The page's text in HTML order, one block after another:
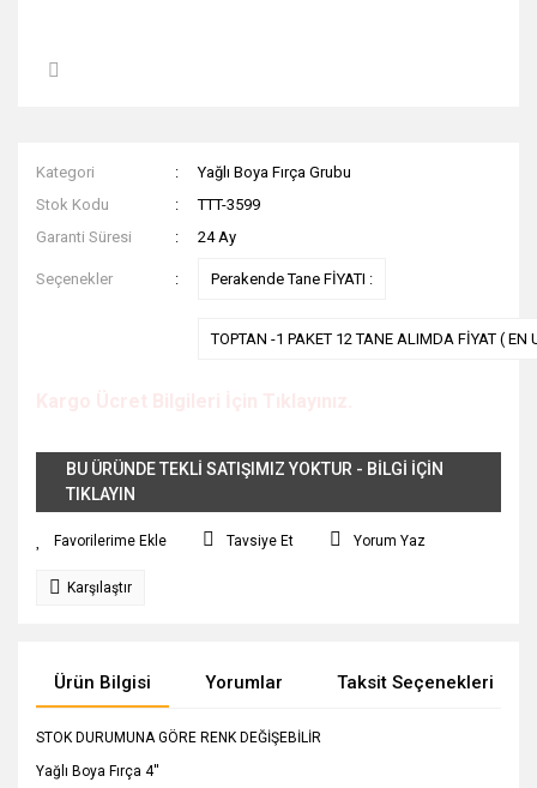
Kategori
Yağlı Boya Fırça Grubu
Stok Kodu
TTT-3599
Garanti Süresi
24 Ay
Seçenekler Perakende Tane FİYATI :
TOPTAN -1 PAKET 12 TANE ALIMDA FİYAT ( EN
BU ÜRÜNDE TEKLİ SATIŞIMIZ YOKTUR - BİLGİ İÇİN
TIKLAYIN
Tavsiye Et Yorum Yaz
Karşılaştır
Ürün Bilgisi Yorumlar Taksit Seçenekleri
STOK DURUMUNA GÖRE RENK DEĞİŞEBİLİR
Yağlı Boya Fırça 4''